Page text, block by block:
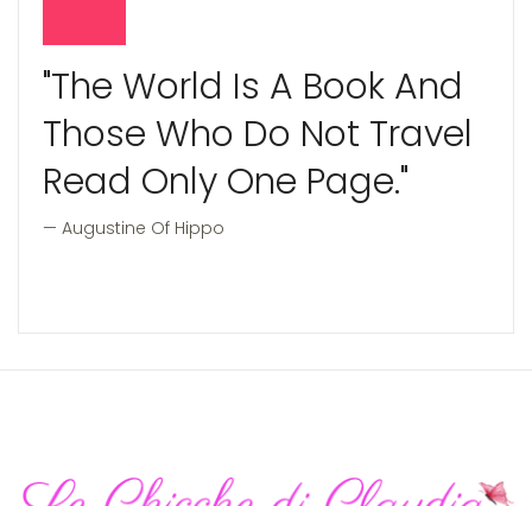
"The World Is A Book And
Those Who Do Not Travel
Read Only One Page."
Augustine Of Hippo